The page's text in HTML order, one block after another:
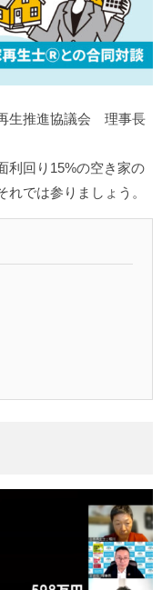
生推進協議会 理事長
利回り15%の空き家の
では参りましょう。